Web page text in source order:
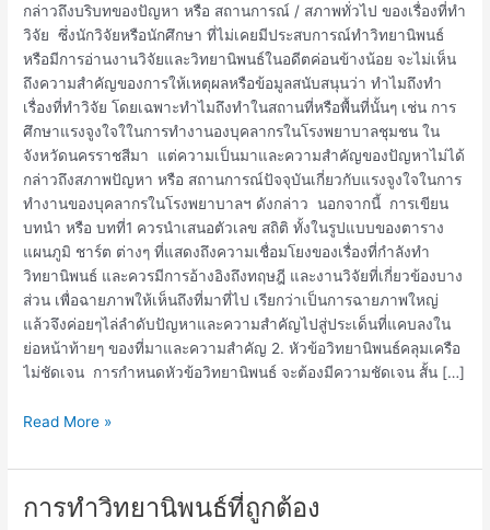
กล่าวถึงบริบทของปัญหา หรือ สถานการณ์ / สภาพทั่วไป ของเรื่องที่ทำ
วิจัย ซึ่งนักวิจัยหรือนักศึกษา ที่ไม่เคยมีประสบการณ์ทำวิทยานิพนธ์
หรือมีการอ่านงานวิจัยและวิทยานิพนธ์ในอดีตค่อนข้างน้อย จะไม่เห็น
ถึงความสำคัญของการให้เหตุผลหรือข้อมูลสนับสนุนว่า ทำไมถึงทำ
เรื่องที่ทำวิจัย โดยเฉพาะทำไมถึงทำในสถานที่หรือพื้นที่นั้นๆ เช่น การ
ศึกษาแรงจูงใจใในการทำงานองบุคลากรในโรงพยาบาลชุมชน ใน
จังหวัดนครราชสีมา แต่ความเป็นมาและความสำคัญของปัญหาไม่ได้
กล่าวถึงสภาพปัญหา หรือ สถานการณ์ปัจจุบันเกี่ยวกับแรงจูงใจในการ
ทำงานของบุคลากรในโรงพยาบาลฯ ดังกล่าว นอกจากนี้ การเขียน
บทนำ หรือ บทที่1 ควรนำเสนอตัวเลข สถิติ ทั้งในรูปแบบของตาราง
แผนภูมิ ชาร์ต ต่างๆ ที่แสดงถึงความเชื่อมโยงของเรื่องที่กำลังทำ
วิทยานิพนธ์ และควรมีการอ้างอิงถึงทฤษฎี และงานวิจัยที่เกี่ยวข้องบาง
ส่วน เพื่อฉายภาพให้เห็นถึงที่มาที่ไป เรียกว่าเป็นการฉายภาพใหญ่
แล้วจึงค่อยๆไล่ลำดับปัญหาและความสำคัญไปสู่ประเด็นที่แคบลงใน
ย่อหน้าท้ายๆ ของที่มาและความสำคัญ 2. หัวข้อวิทยานิพนธ์คลุมเครือ
ไม่ชัดเจน การกำหนดหัวข้อวิทยานิพนธ์ จะต้องมีความชัดเจน สั้น […]
Read More »
การทำวิทยานิพนธ์ที่ถูกต้อง
การ